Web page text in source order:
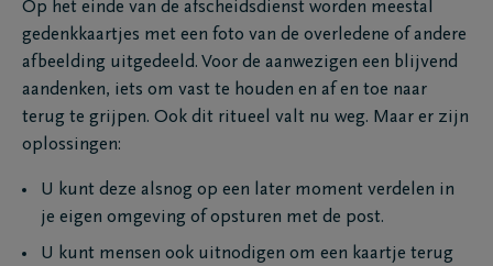
Op het einde van de afscheidsdienst worden meestal
gedenkkaartjes met een foto van de overledene of andere
afbeelding uitgedeeld. Voor de aanwezigen een blijvend
aandenken, iets om vast te houden en af en toe naar
terug te grijpen. Ook dit ritueel valt nu weg. Maar er zijn
oplossingen:
U kunt deze alsnog op een later moment verdelen in
je eigen omgeving of opsturen met de post.
U kunt mensen ook uitnodigen om een kaartje terug